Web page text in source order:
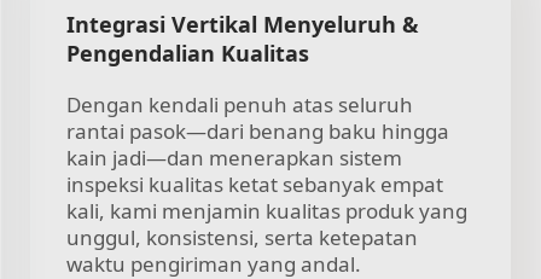
Integrasi Vertikal Menyeluruh &
Pengendalian Kualitas
Dengan kendali penuh atas seluruh
rantai pasok—dari benang baku hingga
kain jadi—dan menerapkan sistem
inspeksi kualitas ketat sebanyak empat
kali, kami menjamin kualitas produk yang
unggul, konsistensi, serta ketepatan
waktu pengiriman yang andal.